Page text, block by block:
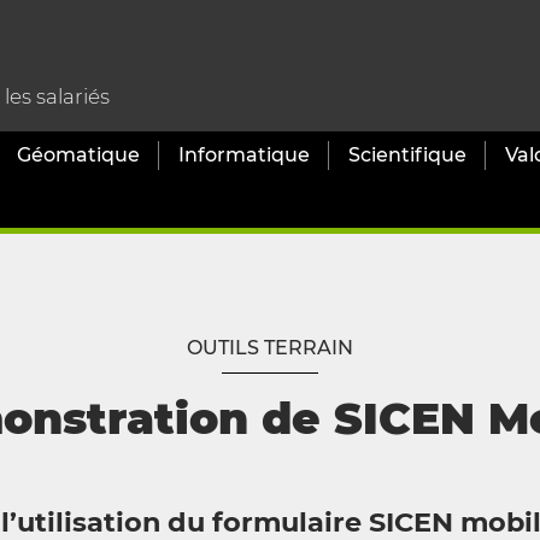
salariés
Géomatique Informatique Scientifique
OUTILS TERRAIN
de SICEN
du formulaire SICEN